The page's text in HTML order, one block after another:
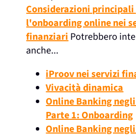
Considerazioni
l'onboarding online nei
finanziariPotrebbero
anche...
iProov nei servizi
Vivacità dinamica
Online Banking
Parte 1: Onboarding
Online Banking